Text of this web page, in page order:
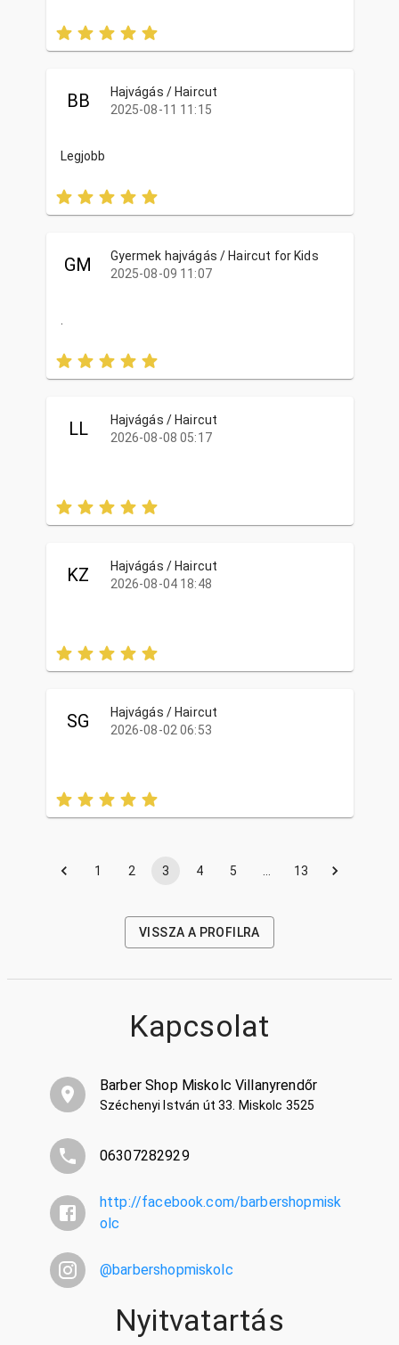
BB
Hajvágás / Haircut
2025-08-11 11:15
Legjobb
GM
Gyermek hajvágás / Haircut for Kids
2025-08-09 11:07
LL
Hajvágás / Haircut
2026-08-08 05:17
KZ
Hajvágás / Haircut
2026-08-04 18:48
SG
Hajvágás / Haircut
2026-08-02 06:53
1 2 3 4 5 … 13
VISSZA A PROFILRA
Kapcsolat
Barber Shop Miskolc Villanyrendőr
Széchenyi István út 33. Miskolc 3525
06307282929
http://facebook.com/barbershopmisk
olc
@barbershopmiskolc
Nyitvatartás